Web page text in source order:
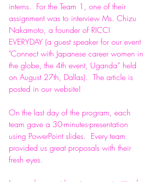
interns.  For the Team 1, one of their
assignment was to interview Ms. Chizu
Nakamoto, a founder of RICCI
EVERYDAY (a guest speaker for our event
"Connect with Japanese career women in
the globe, the 4th event, Uganda” held
on August 27th, Dallas).  The article is
posted in our website!
On the last day of the program, each
team gave a 30-minutes-presentation
using PowerPoint slides.  Every team
provided us great proposals with their
fresh eyes.
It was also great learning opportunities for